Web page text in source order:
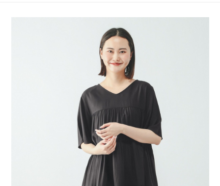
1.本服務由台灣大哥大提供，台灣大哥大用戶可立即使用無須另外申請。
2.付款方式選擇「大哥付你分期」，訂單成立後會自動跳轉到大哥付的交易
流程，驗證手機門號後，選擇欲分期的期數、繳款截止日，確認付款後即完
3.實際核准額度、可分期數及費用金額請依後續交易確認頁面所載為準。
4.訂單成立30分鐘內，如未前往確認交易或遇審核未通過，訂單將自動取
消。如遇「轉專審核」未通過狀況，表示未達大哥付你分期系統評分，恕無
1.分期款項不併入電信帳單，「大哥付你分期」於每月結算日後寄送繳費提
2.透過簡訊連結打開帳單後，可選擇「超商條碼／台灣大直營門市／銀行轉
帳／街口支付／iPASS MONEY」等通路繳費。
1.本服務係由「台灣大哥大股份有限公司」（以下簡稱本公司）所提供，讓
用戶於交易時，得透過本服務購買商品或服務，並由商店將買賣／分期付款
買賣價金債權讓與本公司後，依約使用本公司帳單繳交帳款。
AFTEE先享後付是「在收到商品之後才付款」的支付方式。 讓您購物簡單便
１．簡單：不需註冊會員、不需綁卡、不需儲值。
２．便利：只要手機號碼，簡訊認證，即可結帳。
３．安心：先確認商品／服務後，再付款。
【「AFTEE先享後付」結帳流程】
１．於結帳方式選擇「AFTEE先享後付」後，將跳轉至「AFTEE先享後付」
結帳頁面，進行簡訊認證並確認金額後，即可完成結帳。
２．訂單成立數日內，您將收到繳費通知簡訊。
３．收到繳費通知簡訊後14天內，點擊此簡訊中的連結，可透過四大超商／
ATM／網路銀行／等多元方式進行付款，方視為交易完成。
※ 請注意：結帳手續完成當下不需立刻繳費，但若您需要取消訂單，請聯絡
購買商品的店家。未經商家同意取消之訂單仍視為有效，需透過AFTEE先享
每筆NT$80，滿NT$888(含以上)免運費
每筆NT$80，滿NT$888(含以上)免運費
每筆NT$80，滿NT$1,500(含以上)免運費